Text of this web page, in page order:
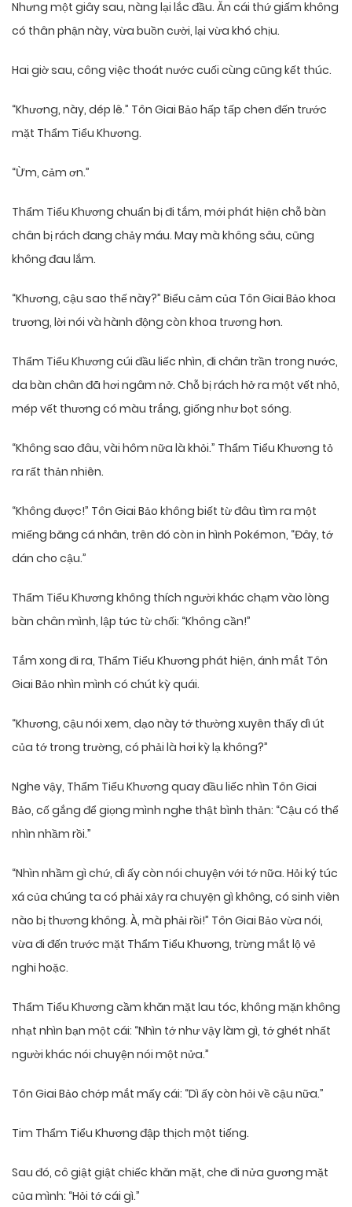
Nhưng một giây sau, nàng lại lắc đầu. Ăn cái thứ giấm không
có thân phận này, vừa buồn cười, lại vừa khó chịu.
Hai giờ sau, công việc thoát nước cuối cùng cũng kết thúc.
“Khương, này, dép lê.” Tôn Giai Bảo hấp tấp chen đến trước
mặt Thẩm Tiểu Khương.
“Ừm, cảm ơn.”
Thẩm Tiểu Khương chuẩn bị đi tắm, mới phát hiện chỗ bàn
chân bị rách đang chảy máu. May mà không sâu, cũng
không đau lắm.
“Khương, cậu sao thế này?” Biểu cảm của Tôn Giai Bảo khoa
trương, lời nói và hành động còn khoa trương hơn.
Thẩm Tiểu Khương cúi đầu liếc nhìn, đi chân trần trong nước,
da bàn chân đã hơi ngâm nở. Chỗ bị rách hở ra một vết nhỏ,
mép vết thương có màu trắng, giống như bọt sóng.
“Không sao đâu, vài hôm nữa là khỏi.” Thẩm Tiểu Khương tỏ
ra rất thản nhiên.
“Không được!” Tôn Giai Bảo không biết từ đâu tìm ra một
miếng băng cá nhân, trên đó còn in hình Pokémon, “Đây, tớ
dán cho cậu.”
Thẩm Tiểu Khương không thích người khác chạm vào lòng
bàn chân mình, lập tức từ chối: “Không cần!”
Tắm xong đi ra, Thẩm Tiểu Khương phát hiện, ánh mắt Tôn
Giai Bảo nhìn mình có chút kỳ quái.
“Khương, cậu nói xem, dạo này tớ thường xuyên thấy dì út
của tớ trong trường, có phải là hơi kỳ lạ không?”
Nghe vậy, Thẩm Tiểu Khương quay đầu liếc nhìn Tôn Giai
Bảo, cố gắng để giọng mình nghe thật bình thản: “Cậu có thể
nhìn nhầm rồi.”
“Nhìn nhầm gì chứ, dì ấy còn nói chuyện với tớ nữa. Hỏi ký túc
xá của chúng ta có phải xảy ra chuyện gì không, có sinh viên
nào bị thương không. À, mà phải rồi!” Tôn Giai Bảo vừa nói,
vừa đi đến trước mặt Thẩm Tiểu Khương, trừng mắt lộ vẻ
nghi hoặc.
Thẩm Tiểu Khương cầm khăn mặt lau tóc, không mặn không
nhạt nhìn bạn một cái: “Nhìn tớ như vậy làm gì, tớ ghét nhất
người khác nói chuyện nói một nửa.”
Tôn Giai Bảo chớp mắt mấy cái: “Dì ấy còn hỏi về cậu nữa.”
Tim Thẩm Tiểu Khương đập thịch một tiếng.
Sau đó, cô giật giật chiếc khăn mặt, che đi nửa gương mặt
của mình: “Hỏi tớ cái gì.”